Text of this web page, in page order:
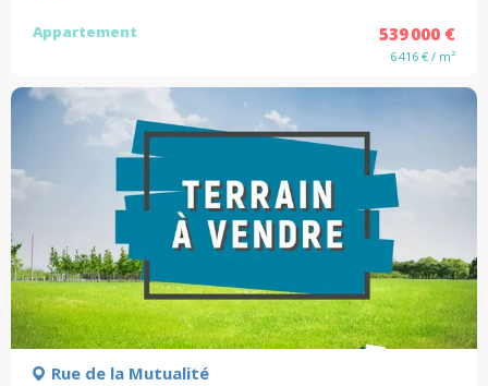
Appartement 539 000 €
6 416 € / m²
Rue de la Mutualité